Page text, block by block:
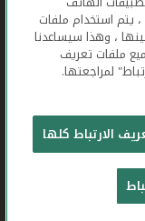
تواصل معنا
© 2026
يتم استخدام ملفات
، وهذا سيساعدنا
ملفات تعريف
لمراجعتها.
الارتباط كلها